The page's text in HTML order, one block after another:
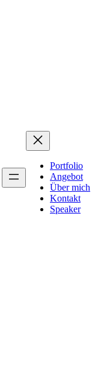
Portfolio
Angebot
Über mich
Kontakt
Speaker